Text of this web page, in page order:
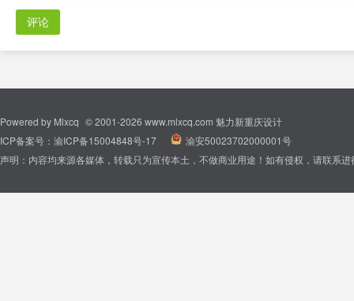
评论
Powered by Mlxcq © 2001-2026 www.mlxcq.com 魅力新重庆设计
ICP备案号： 渝ICP备15004848号-17
渝安50023702000001号
声明：内容均来源各媒体，转载只为宣传本土，不做商业用途！如有侵权，请联系进